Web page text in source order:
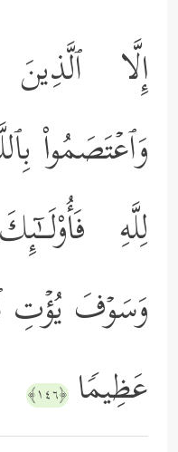
إِلَّا
وَٱعۡتَصَمُواْ
لِلَّهِ
وَسَوۡفَ یُؤۡتِ
عَظِیمࣰا ﴿١٤٦﴾